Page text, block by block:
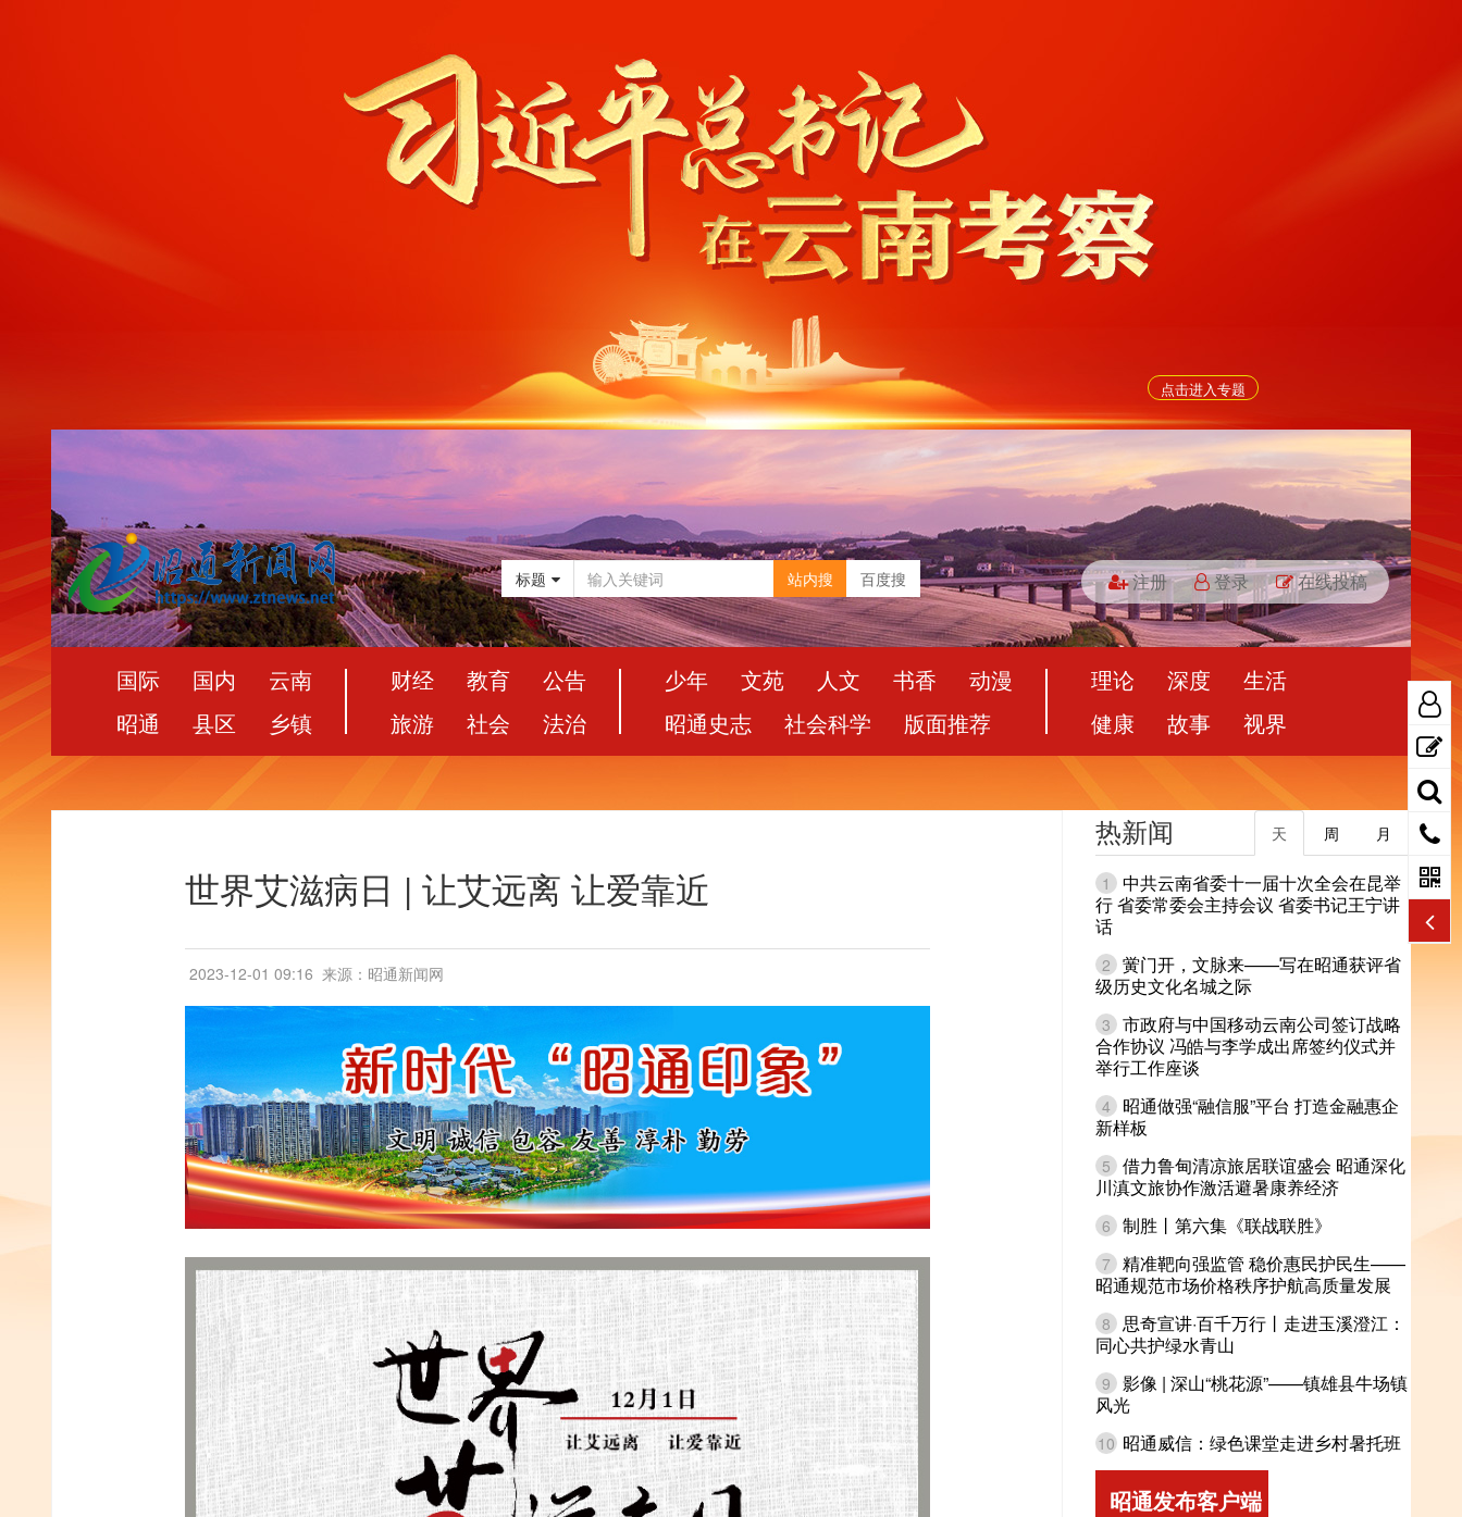
点击进入专题
标题 站内搜 百度搜 注册 登录 在线投稿
国际 国内
云南
昭通
县区 乡镇
财经 教育
公告
旅游
社会 法治
少年 文苑 人文 书香
动漫
昭通史志
社会科学 版面推荐
理论 深度
生活
健康
故事 视界
世界艾滋病日 | 让艾远离 让爱靠近
2023-12-01 09:16 来源：昭通新闻网
热新闻 月
周
天
1
中共云南省委十一届十次全会在昆举
行 省委常委会主持会议 省委书记王宁讲
话
2 黉门开，文脉来——写在昭通获评省
级历史文化名城之际
3 市政府与中国移动云南公司签订战略
合作协议 冯皓与李学成出席签约仪式并
举行工作座谈
4
昭通做强“融信服”平台 打造金融惠企
新样板
5 借力鲁甸清凉旅居联谊盛会 昭通深化
川滇文旅协作激活避暑康养经济
6 制胜丨第六集《联战联胜》
7 精准靶向强监管 稳价惠民护民生——
昭通规范市场价格秩序护航高质量发展
8 思奇宣讲·百千万行丨走进玉溪澄江：
同心共护绿水青山
9 影像 | 深山“桃花源”——镇雄县牛场镇
风光
10 昭通威信：绿色课堂走进乡村暑托班
昭通发布客户端